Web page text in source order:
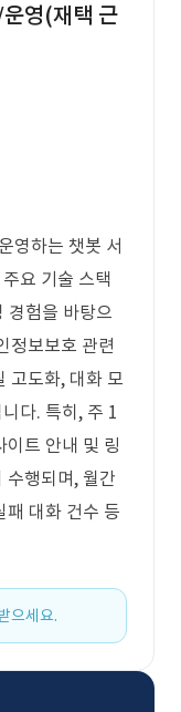
영(재택 근
영하는 챗봇 서
요 기술 스택
경험을 바탕으
정보보호 관련
고도화, 대화 모
다. 특히, 주 1
이트 안내 및 링
수행되며, 월간
패 대화 건수 등
으세요.